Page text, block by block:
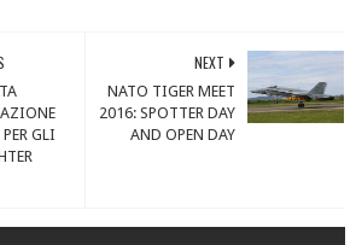
NEXT
NATO TIGER MEET
2016: SPOTTER DAY
AND OPEN DAY
GLI